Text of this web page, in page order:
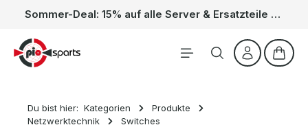
Zum Hauptinhalt springen Sommer-Deal: 15% auf alle Server & Ersatzteile – Kein Code nötig, der Rabatt wird automatisch im Warenkorb abgezogen. Gültig vom 01.06. bis 31.08.
Du bist hier: Kategorien
Produkte
Netzwerktechnik
Switches